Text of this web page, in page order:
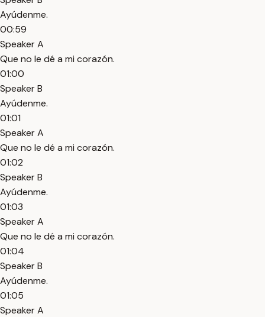
Ayúdenme.
00:59
Speaker A
Que no le dé a mi corazón.
01:00
Speaker B
Ayúdenme.
01:01
Speaker A
Que no le dé a mi corazón.
01:02
Speaker B
Ayúdenme.
01:03
Speaker A
Que no le dé a mi corazón.
01:04
Speaker B
Ayúdenme.
01:05
Speaker A